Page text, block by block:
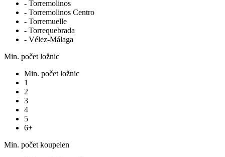
- Torremolinos
- Torremolinos Centro
- Torremuelle
- Torrequebrada
- Vélez-Málaga
Min. počet ložnic
Min. počet ložnic
1
2
3
4
5
6+
Min. počet koupelen